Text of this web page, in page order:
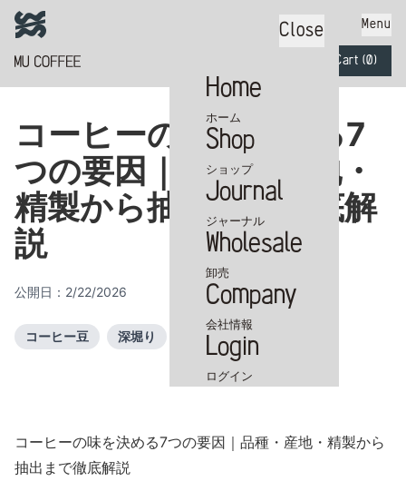
Menu
Cart (0)
Close
Home
ホーム
Shop
ショップ
Journal
ジャーナル
Wholesale
卸売
Company
会社情報
Login
ログイン
カートに商品がありません
コーヒーの味を決める7
つの要因｜品種・産地・
精製から抽出まで徹底解
説
公開日： 2/22/2026
コーヒー豆 深堀り
コーヒーの味を決める7つの要因｜品種・産地・精製から
抽出まで徹底解説